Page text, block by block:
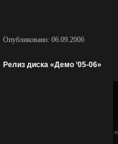
Опубликовано: 06.09.2006
Релиз диска «Демо ’05-06»